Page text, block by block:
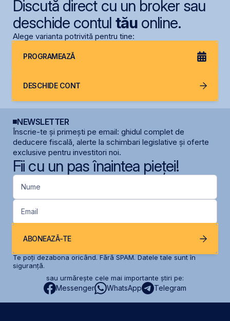
Discută direct cu un broker sau
deschide contul tăuonline.
Alege varianta potrivită pentru tine:
PROGRAMEAZĂ
DESCHIDE CONT
NEWSLETTER
Înscrie-te și primești pe email: ghidul complet de
deducere fiscală, alerte la schimbari legislative și oferte
exclusive pentru investitori noi.
Fii cu un pas înaintea pieței!
Nume
Email
ABONEAZĂ-TE
Te poți dezabona oricând. Fără SPAM. Datele tale sunt în
siguranță.
sau urmărește cele mai importante știri pe:
Messenger WhatsApp Telegram